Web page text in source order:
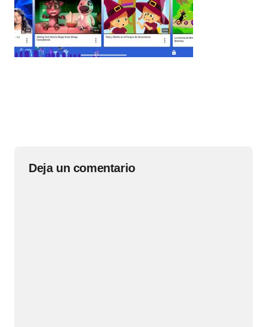
Deja un comentario